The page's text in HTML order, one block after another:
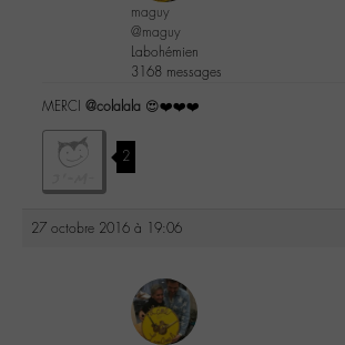
maguy
@maguy
Labohémien
3168 messages
MERCI @colalala 😍❤️❤️❤️
2
27 octobre 2016 à 19:06